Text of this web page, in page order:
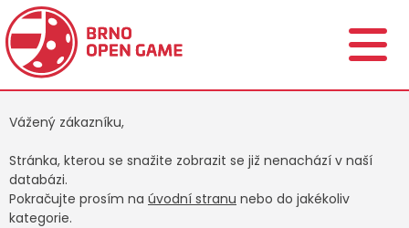
Vážený zákazníku,
Stránka, kterou se snažite zobrazit se již nenachází v naší
databázi.
Pokračujte prosím na úvodní stranu nebo do jakékoliv
kategorie.